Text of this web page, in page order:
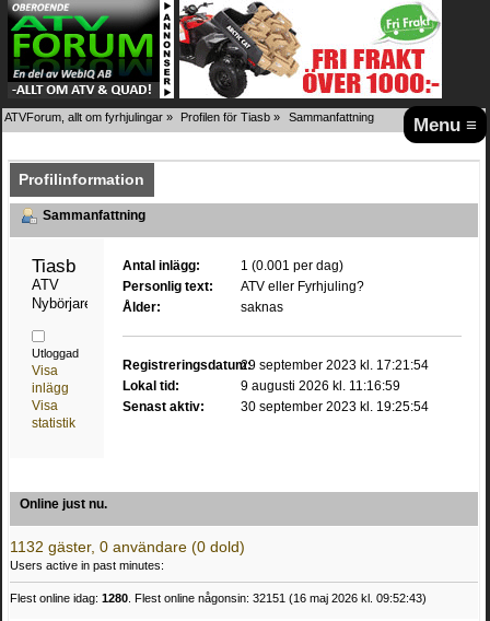
Menu ≡
ATVForum, allt om fyrhjulingar » Profilen för Tiasb » Sammanfattning
Profilinformation
Sammanfattning
Tiasb
ATV
Nybörjare
Utloggad
Visa
inlägg
Visa
statistik
Antal inlägg:
1 (0.001 per dag)
Personlig text:
ATV eller Fyrhjuling?
Ålder:
saknas
Registreringsdatum:29 september 2023 kl. 17:21:54
Lokal tid:
9 augusti 2026 kl. 11:16:59
Senast aktiv:
30 september 2023 kl. 19:25:54
Online just nu.
1132 gäster, 0 användare (0 dold)
Users active in past minutes:
Flest online idag: 1280 . Flest online någonsin: 32151 (16 maj 2026 kl. 09:52:43)